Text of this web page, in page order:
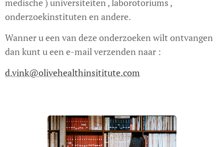
medische ) universiteiten , laborotoriums ,
onderzoekinstituten en andere.
Wanner u een van deze onderzoeken wilt ontvangen
dan kunt u een e-mail verzenden naar :
d.vink@olivehealthinsititute.com